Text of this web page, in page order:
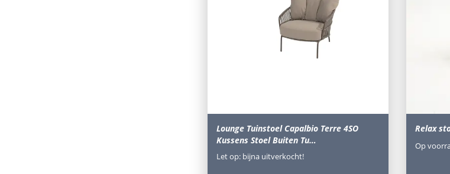
Lounge Tuinstoel Capalbio Terre 4SO
Kussens Stoel Buiten Tu…
Let op: bijna uitverkocht!
Relax
Op